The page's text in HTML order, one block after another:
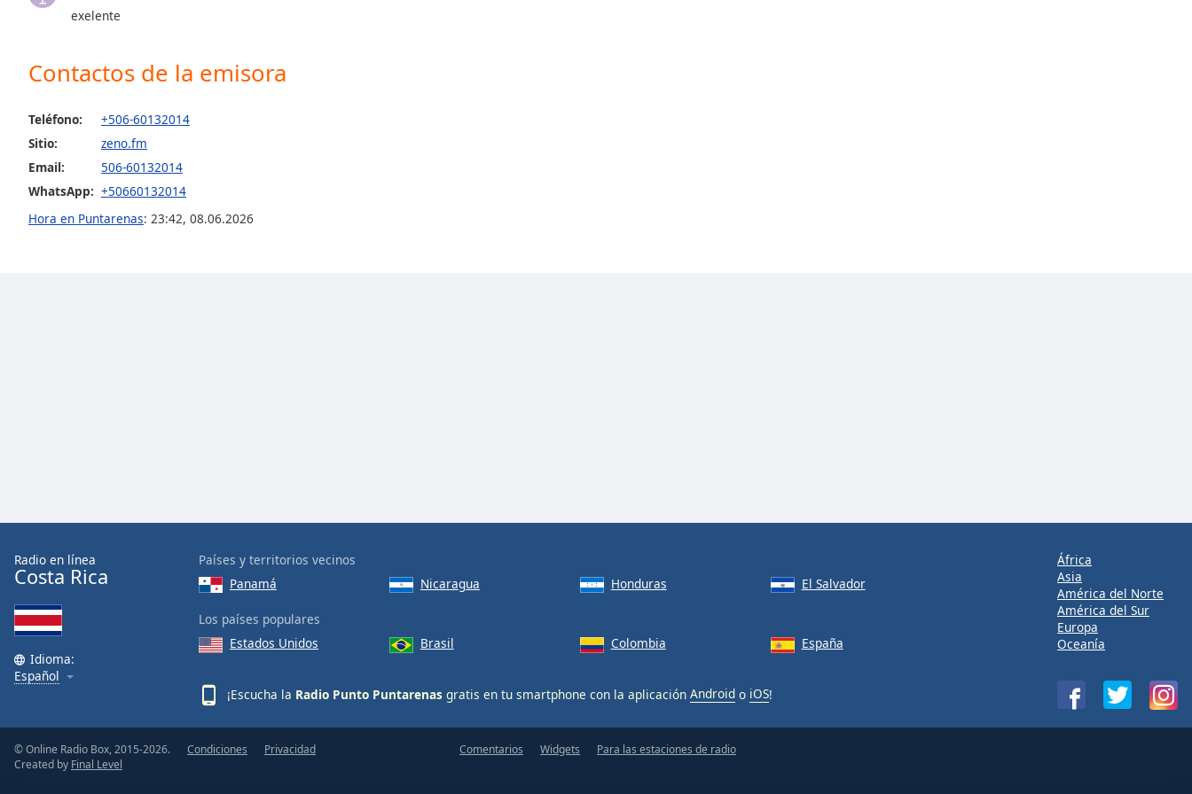
Opacity
Background
Size
Text
Style
Font
Family
Done
exelente
Contactos de la emisora
Teléfono:
+506-60132014
Sitio:
zeno.fm
Email:
506-60132014
WhatsApp: +50660132014
Hora en Puntarenas: 23:42, 08.06.2026
Radio en línea
Costa Rica
Idioma:
Español
Países y territorios vecinos
Panamá
Nicaragua Honduras El Salvador
Los países populares
Estados Unidos
Brasil Colombia España
¡Escucha la Radio Punto Puntarenas gratis en tu smartphone con la aplicación Android o iOS!
África
Asia
América del Norte
América del Sur
Europa
Oceanía
© Online Radio Box, 2015-2026.
Created by Final Level
Condiciones Privacidad Comentarios Widgets Para las estaciones de radio